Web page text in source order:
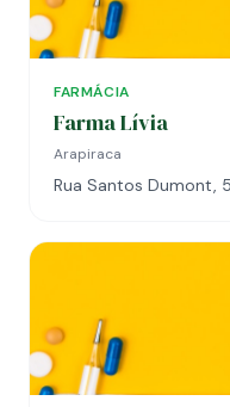
FARMÁCIA
Farma Lívia
Arapiraca
Rua Santos Dumont,